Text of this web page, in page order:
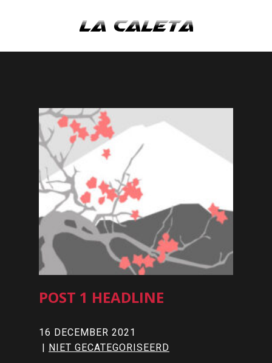
POST 1 HEADLINE
16 DECEMBER 2021
NIET GECATEGORISEERD